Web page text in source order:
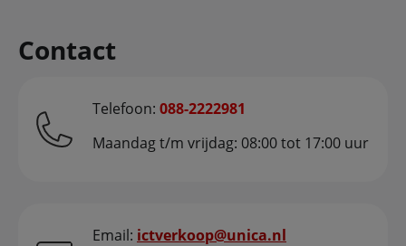
Contact
Telefoon: 088-2222981
Maandag t/m vrijdag: 08:00 tot 17:00 uur
Email: ictverkoop@unica.nl